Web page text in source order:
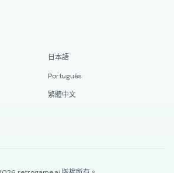
日本語
Português
繁體中文